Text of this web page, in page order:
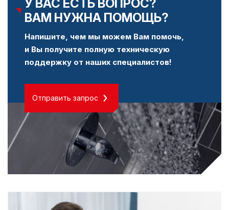
У ВАС ЕСТЬ ВОПРОС?
ВАМ НУЖНА ПОМОЩЬ?
Напишите, чем мы можем Вам помочь,
и Вы получите полную техническую
поддержку от наших специалистов!
Отправить запрос